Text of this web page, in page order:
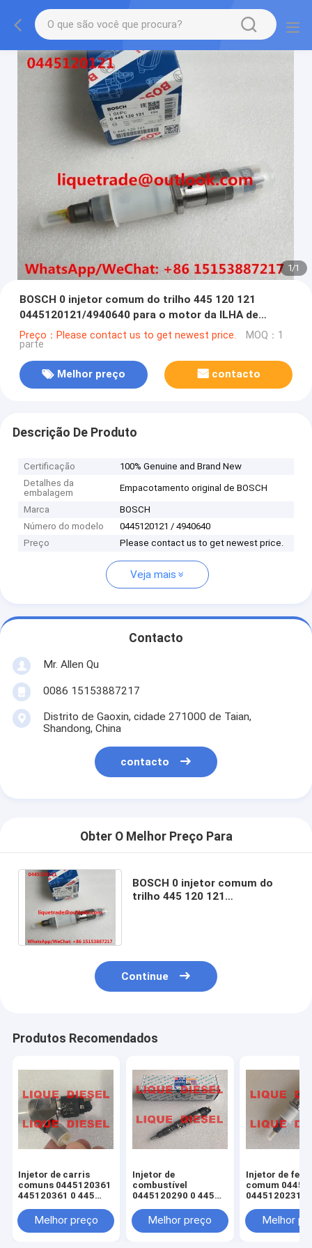
1/1
BOSCH 0 injetor comum do trilho 445 120 121
0445120121/4940640 para o motor da ILHA de
Cummins
Preço：Please contact us to get newest price. MOQ：1
parte
Melhor preço contacto
Descrição De Produto
Certificação
100% Genuine and Brand New
Detalhes da
embalagem
Empacotamento original de BOSCH
Marca
BOSCH
Número do modelo
0445120121 / 4940640
Preço
Please contact us to get newest price.
Veja mais
Contacto
Mr. Allen Qu
0086 15153887217
Distrito de Gaoxin, cidade 271000 de Taian,
Shandong, China
contacto
Obter O Melhor Preço Para
BOSCH 0 injetor comum do
trilho 445 120 121
Continue
Produtos Recomendados
Injetor de carris
comuns 0445120361
445120361 0 445
Melhor preço
Injetor de
combustível
0445120290 0 445
1112100A-A38
L47001112100AA38
Melhor preço
Injetor de
comum
0445120231 0
231 para
3976372
Melhor